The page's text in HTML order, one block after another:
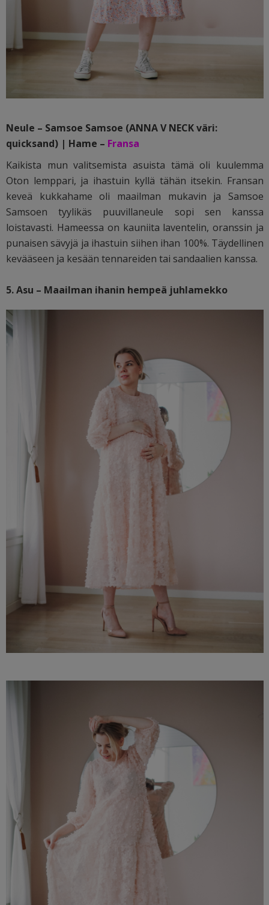
Neule – Samsoe Samsoe (ANNA V NECK väri:
quicksand) | Hame – Fransa
Kaikista mun valitsemista asuista tämä oli kuulemma
Oton lemppari, ja ihastuin kyllä tähän itsekin. Fransan
keveä kukkahame oli maailman mukavin ja Samsoe
Samsoen tyylikäs puuvillaneule sopi sen kanssa
loistavasti. Hameessa on kauniita laventelin, oranssin ja
punaisen sävyjä ja ihastuin siihen ihan 100%. Täydellinen
kevääseen ja kesään tennareiden tai sandaalien kanssa.
5. Asu – Maailman ihanin hempeä juhlamekko